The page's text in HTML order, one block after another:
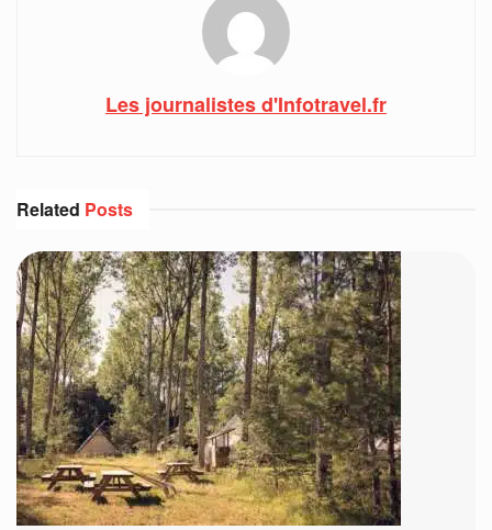
Les journalistes d'Infotravel.fr
Related Posts